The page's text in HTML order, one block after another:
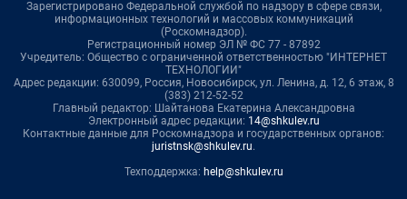
Зарегистрировано Федеральной службой по надзору в сфере связи,
информационных технологий и массовых коммуникаций
(Роскомнадзор).
Регистрационный номер ЭЛ № ФС 77 - 87892
Учредитель: Общество с ограниченной ответственностью "ИНТЕРНЕТ
ТЕХНОЛОГИИ"
Адрес редакции: 630099, Россия, Новосибирск, ул. Ленина, д. 12, 6 этаж, 8
(383) 212-52-52
Главный редактор: Шайтанова Екатерина Александровна
Электронный адрес редакции: 14@shkulev.ru
Контактные данные для Роскомнадзора и государственных органов:
juristnsk@shkulev.ru.
Техподдержка: help@shkulev.ru